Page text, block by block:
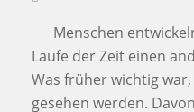
Menschen
Laufe der Zeit einen
Was früher wichtig
gesehen werden.